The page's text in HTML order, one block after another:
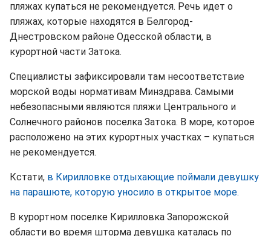
пляжах купаться не рекомендуется. Речь идет о
пляжах, которые находятся в Белгород-
Днестровском районе Одесской области, в
курортной части Затока.
Специалисты зафиксировали там несоответствие
морской воды нормативам Минздрава. Самыми
небезопасными являются пляжи Центрального и
Солнечного районов поселка Затока. В море, которое
расположено на этих курортных участках – купаться
не рекомендуется.
Кстати, в Кирилловке отдыхающие поймали девушку
на парашюте, которую уносило в открытое море.
В курортном поселке Кирилловка Запорожской
области во время шторма девушка каталась по